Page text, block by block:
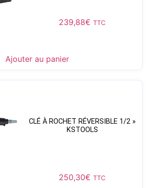
239,88€ TTC
Ajouter au panier
CLÉ À ROCHET RÉVERSIBLE 1/2 »
KSTOOLS
250,30€ TTC